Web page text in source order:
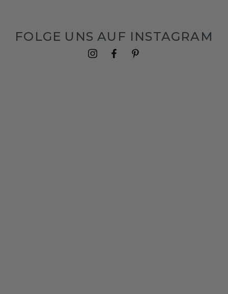
FOLGE UNS AUF INSTAGRAM